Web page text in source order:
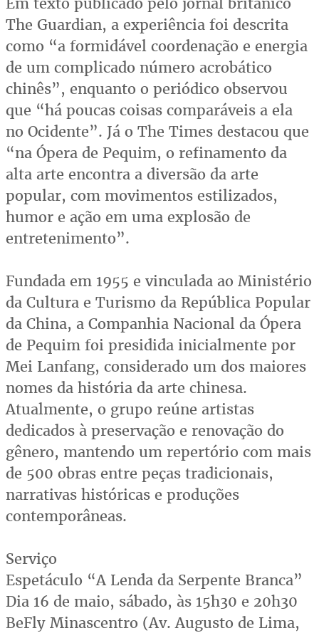
The Guardian, a experiência foi descrita
como “a formidável coordenação e energia
de um complicado número acrobático
chinês”, enquanto o periódico observou
que “há poucas coisas comparáveis a ela
no Ocidente”. Já o The Times destacou que
“na Ópera de Pequim, o refinamento da
alta arte encontra a diversão da arte
popular, com movimentos estilizados,
humor e ação em uma explosão de
entretenimento”.
Fundada em 1955 e vinculada ao Ministério
da Cultura e Turismo da República Popular
da China, a Companhia Nacional da Ópera
de Pequim foi presidida inicialmente por
Mei Lanfang, considerado um dos maiores
nomes da história da arte chinesa.
Atualmente, o grupo reúne artistas
dedicados à preservação e renovação do
gênero, mantendo um repertório com mais
de 500 obras entre peças tradicionais,
narrativas históricas e produções
contemporâneas.
Serviço
Espetáculo “A Lenda da Serpente Branca”
Dia 16 de maio, sábado, às 15h30 e 20h30
BeFly Minascentro (Av. Augusto de Lima,